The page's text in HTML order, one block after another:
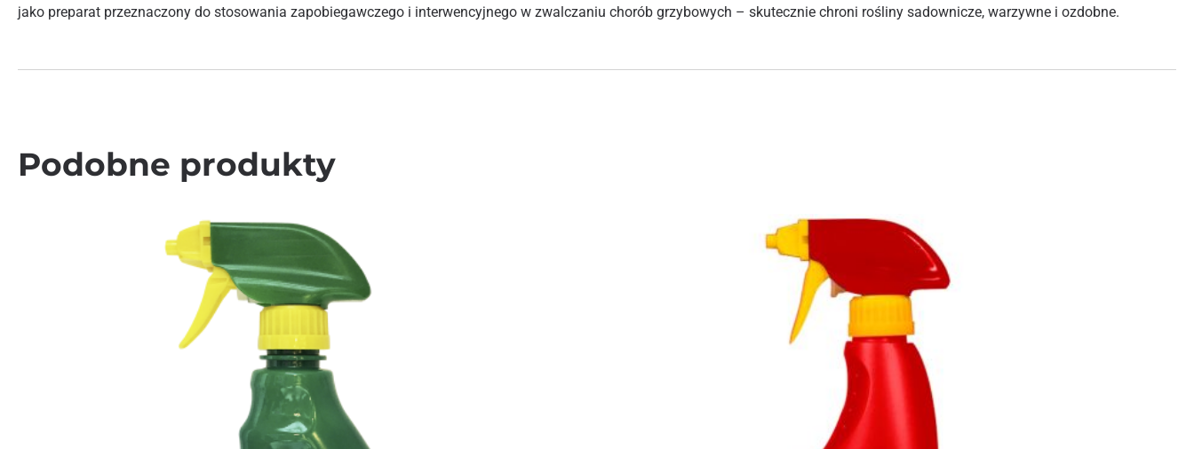
jako preparat przeznaczony do stosowania zapobiegawczego i interwencyjnego w zwalczaniu chorób grzybowych – skutecznie chroni rośliny sadownicze, warzywne i ozdobne.
Podobne produkty